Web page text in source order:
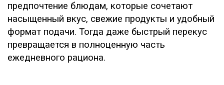
предпочтение блюдам, которые сочетают
насыщенный вкус, свежие продукты и удобный
формат подачи. Тогда даже быстрый перекус
превращается в полноценную часть
ежедневного рациона.